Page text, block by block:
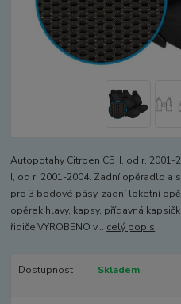
Autopotahy Citroen C5 I, od r. 2001-
I, od r. 2001-2004. Zadní opěradlo
pro 3 bodové pásy, zadní loketní
opěrek hlavy, kapsy, přídavná
řidiče.VYROBENO v... celý popis
Dostupnost Skladem